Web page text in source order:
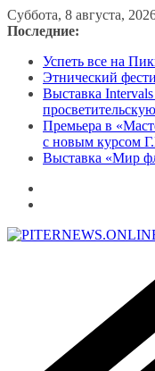
Перейти
к
Суббота, 8 августа,
Последние:
Успеть все на
Этнический
Выставка
Премьера в
с новым курсом
Выставка «Мир